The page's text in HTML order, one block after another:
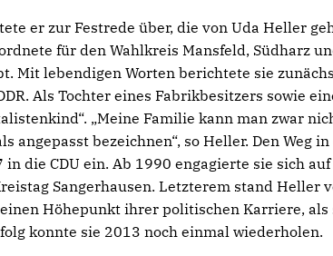
er zur Festrede über, die von Uda Heller
für den Wahlkreis Mansfeld, Südharz
Mit lebendigen Worten berichtete sie
Als Tochter eines Fabrikbesitzers sowie
„Meine Familie kann man zwar
angepasst bezeichnen“, so Heller. Den Weg
in die CDU ein. Ab 1990 engagierte sie sich
Sangerhausen. Letzterem stand Heller
Höhepunkt ihrer politischen Karriere,
konnte sie 2013 noch einmal wiederholen.